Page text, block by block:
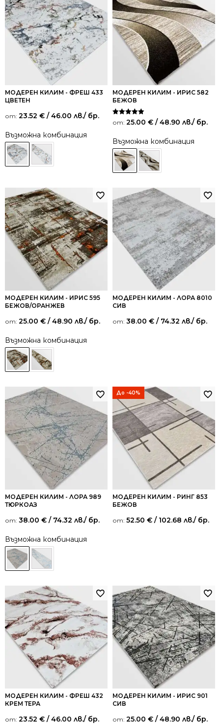
МОДЕРЕН КИЛИМ - ФРЕШ 433
ЦВЕТЕН
от: 23.52 € / 46.00 лв./ бр.
Възможна комбинация
МОДЕРЕН КИЛИМ - ИРИС 582
БЕЖОВ
Оценено на
5.00
от: 25.00 € / 48.90 лв./ бр.
Възможна комбинация
МОДЕРЕН КИЛИМ - ИРИС 595
БЕЖОВ/ОРАНЖЕВ
от: 25.00 € / 48.90 лв./ бр.
Възможна комбинация
МОДЕРЕН КИЛИМ - ЛОРА 8010
СИВ
от: 38.00 € / 74.32 лв./ бр.
МОДЕРЕН КИЛИМ - ЛОРА 989
ТЮРКОАЗ
от: 38.00 € / 74.32 лв./ бр.
Възможна комбинация
До -40%
МОДЕРЕН КИЛИМ - РИНГ 853
БЕЖОВ
от: 52.50 € / 102.68 лв./ бр.
МОДЕРЕН КИЛИМ - ФРЕШ 432
КРЕМ ТЕРА
от: 23.52 € / 46.00 лв./ бр.
МОДЕРЕН КИЛИМ - ИРИС 901
СИВ
от: 25.00 € / 48.90 лв./ бр.